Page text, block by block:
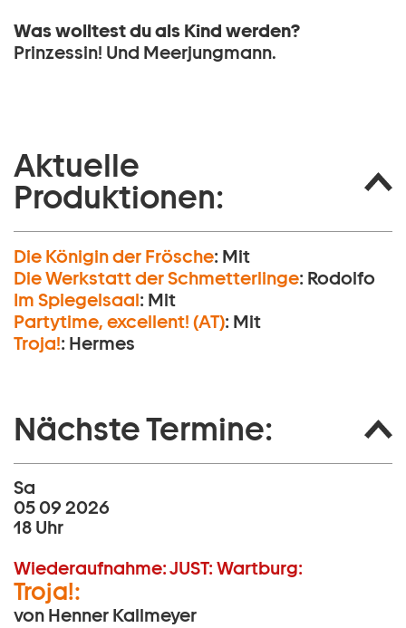
Was wolltest du als Kind werden?
Prinzessin! Und Meerjungmann.
Aktuelle
Produktionen:
Die Königin der Frösche: Mit
Die Werkstatt der Schmetterlinge: Rodolfo
Im Spiegelsaal: Mit
Partytime, excellent! (AT): Mit
Troja!: Hermes
Nächste Termine:
Sa
05 09 2026
18 Uhr
Wiederaufnahme:JUST: Wartburg:
Troja!:
von Henner Kallmeyer